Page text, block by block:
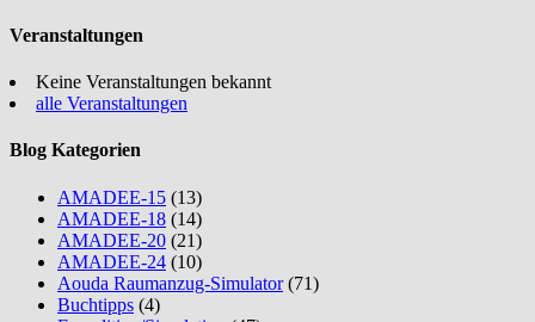
Veranstaltungen
Keine Veranstaltungen bekannt
alle Veranstaltungen
Blog Kategorien
AMADEE-15 (13)
AMADEE-18 (14)
AMADEE-20 (21)
AMADEE-24 (10)
Aouda Raumanzug-Simulator(71)
Buchtipps (4)